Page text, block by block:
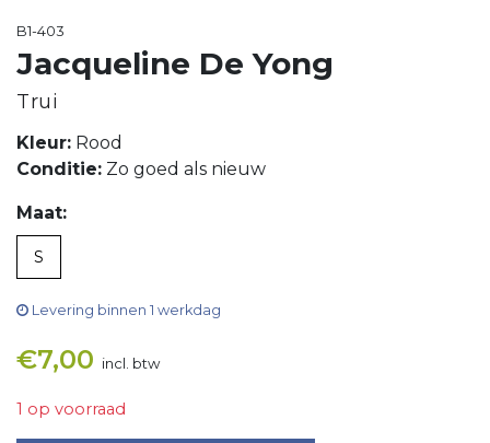
B1-403
Jacqueline De Yong
Trui
Kleur: Rood
Conditie: Zo goed als nieuw
Maat:
S
Levering binnen 1 werkdag
€7,00 incl. btw
1 op voorraad